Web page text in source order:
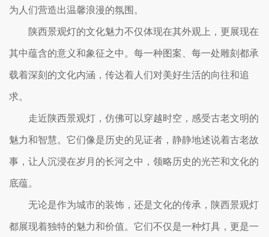
为人们营造出温馨浪漫的氛围。
陕西景观灯的文化魅力不仅体现在其外观上，更展现在
其中蕴含的意义和象征之中。每一种图案、每一处雕刻都承
载着深刻的文化内涵，传达着人们对美好生活的向往和追
求。
走近陕西景观灯，仿佛可以穿越时空，感受古老文明的
魅力和智慧。它们像是历史的见证者，静静地述说着古老故
事，让人沉浸在岁月的长河之中，领略历史的光芒和文化的
底蕴。
无论是作为城市的装饰，还是文化的传承，陕西景观灯
都展现着独特的魅力和价值。它们不仅是一种灯具，更是一